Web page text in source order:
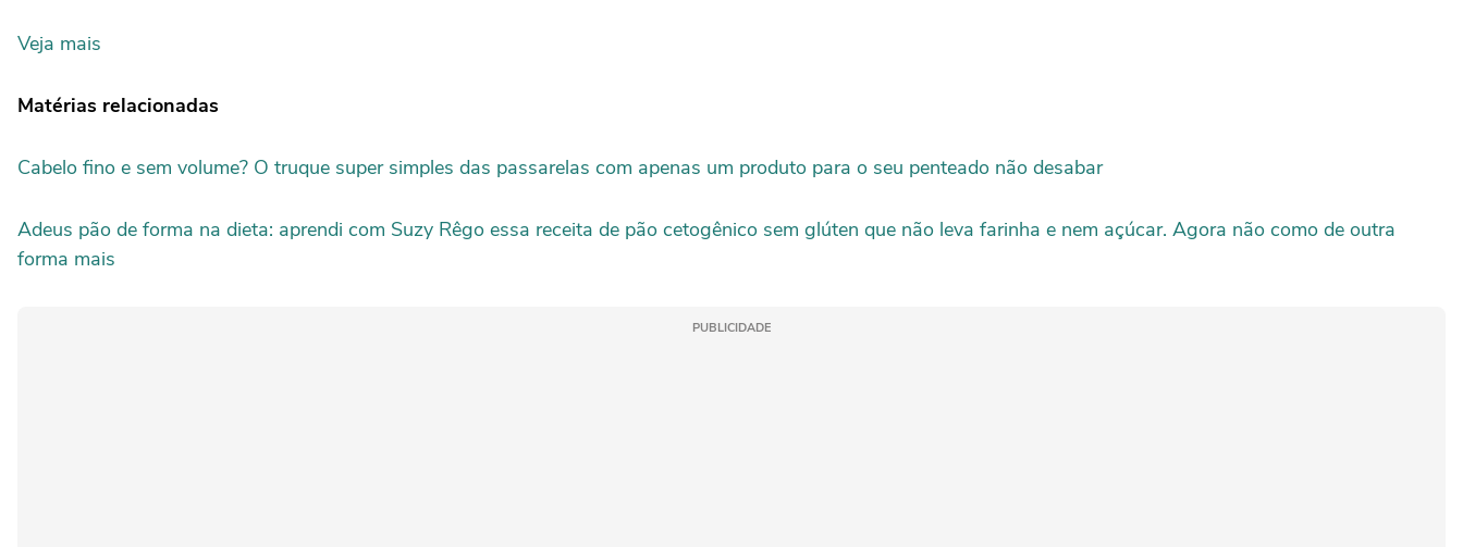
Veja mais
Matérias relacionadas
Cabelo fino e sem volume? O truque super simples das passarelas com apenas um produto para o seu penteado não desabar
Adeus pão de forma na dieta: aprendi com Suzy Rêgo essa receita de pão cetogênico sem glúten que não leva farinha e nem açúcar. Agora não como de outra
forma mais
PUBLICIDADE